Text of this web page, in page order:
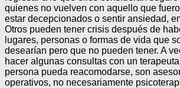
quienes no vuelven con aquello que
estar decepcionados o sentir ansiedad,
Otros pueden tener crisis después de
lugares, personas o formas de vida que
desearían pero que no pueden tener. A
hacer algunas consultas con un
persona pueda reacomodarse, son
operativos, no necesariamente